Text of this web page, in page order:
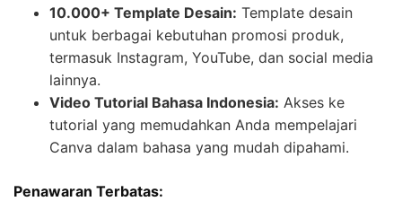
10.000+ Template Desain: Template desain
untuk berbagai kebutuhan promosi produk,
termasuk Instagram, YouTube, dan social media
lainnya.
Video Tutorial Bahasa Indonesia: Akses ke
tutorial yang memudahkan Anda mempelajari
Canva dalam bahasa yang mudah dipahami.
Penawaran Terbatas: